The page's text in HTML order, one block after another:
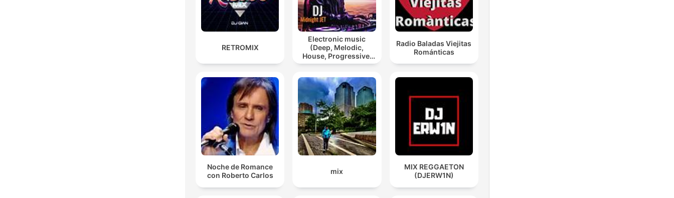
RETROMIX
Electronic music
(Deep, Melodic,
House, Progressive,
Psy, Trance)
Radio Baladas Viejitas
Románticas
Noche de Romance
con Roberto Carlos
mix
MIX REGGAETON
(DJERW1N)